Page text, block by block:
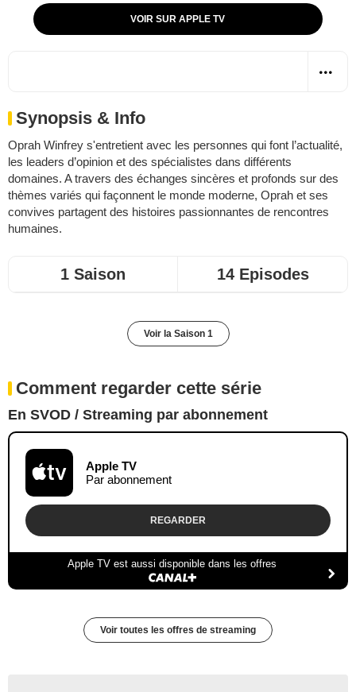
VOIR SUR APPLE TV
Synopsis & Info
Oprah Winfrey s'entretient avec les personnes qui font l’actualité,
les leaders d’opinion et des spécialistes dans différents
domaines. A travers des échanges sincères et profonds sur des
thèmes variés qui façonnent le monde moderne, Oprah et ses
convives partagent des histoires passionnantes de rencontres
humaines.
1 Saison 14 Episodes
Voir la Saison 1
Comment regarder cette série
En SVOD / Streaming par abonnement
Apple TV
Par abonnement
REGARDER
Apple TV est aussi disponible dans les offres
Voir toutes les offres de streaming